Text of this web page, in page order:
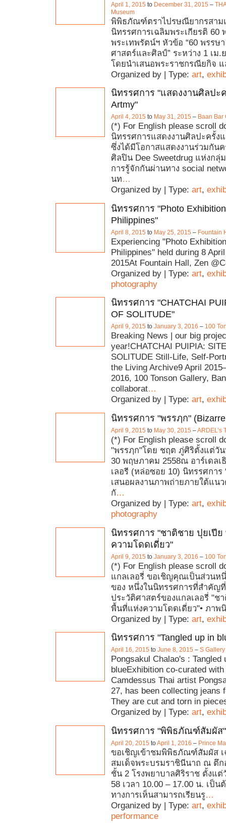
April 1, 2015 to December 31, 2015 –
Museum
พิพิธภัณฑ์ตราไปรษณียากรสาม
นิทรรศการเฉลิมพระเกียรติ 60
พระเทพรัตน์ฯ หัวข้อ “60 พรรษ
ศาสตร์และศิลป์” ระหว่าง 1 เม.
โดยนำเสนอพระราชกรณียกิจ
Organized by | Type: art,
นิทรรศการ "แสดงงานศิลปะ
Artmy"
April 4, 2015 to May 31, 2015 – Baan Bar
(*) For English please scroll
นิทรรศการแสดงงานศิลปะครั้ง
ซึ่งได้มีโอกาสแสดงงานร่วมกัน
ศิลปิน Dee Sweetdrug แห่งกลุ่
การรู้จักกันผ่านทาง social
นท…
Organized by | Type: art,
นิทรรศการ "Photo
Philippines"
April 8, 2015 to May 25, 2015 – Fountain
Experiencing "Photo
Philippines" held during 8
2015At Fountain Hall, Zen
Organized by | Type: art,
photography
นิทรรศการ "CHATCHAI
OF SOLITUDE"
April 9, 2015 to January 3, 2016 – 100
Breaking News | our big
year!CHATCHAI PUIPIA:
SOLITUDE Still-Life, Self-
the Living Archive9 April
2016, 100 Tonson Gallery,
collaborat…
Organized by | Type: art,
นิทรรศการ "พรรฦก"
April 9, 2015 to May 30, 2015 –ARDEL’s
(*) For English please scroll
"พรรฦก"โดย ชฤต ภู่ศิริตั้งแต่วั
30 พฤษภาคม 2558ณ อาร์เดลเ
เลอรี (หล่อซอย 10) นิทรรศการ
เสนอผลงานภาพถ่ายภายใต้แน
กั…
Organized by | Type: art,
photography
นิทรรศการ "ชาติชาย ปุยเปี
ความโดดเดี่ยว"
April 9, 2015 to January 3, 2016 – 100
(*) For English please scroll
แกลเลอรี่ ขอเชิญคุณเป็นส่วนห
ของ หนึ่งในนิทรรศการที่สำคัญ
ประวัติศาสตร์ของแกลเลอรี่ "ช
พื้นที่แห่งความโดดเดี่ยว"• ภาพนิ
Organized by | Type: art,
นิทรรศการ "Tangled up in
April 16, 2015 to June 8, 2015 – S Gallery
Pongsakul Chalao's : Tangled
blueExhibition co-curated
Camdessus Thai artist
27, has been collecting jeans
They are cut and torn in
Organized by | Type: art,
นิทรรศการ "พิพิธภัณฑ์สัมผัส"
April 20, 2015 toApril 1, 2016 – Prince
ขอเชิญเข้าชมพิพิธภัณฑ์สัมผัส เ
สมเด็จพระบรมราชินีนาถ ณ ตึก
ชั้น 2 โรงพยาบาลศิริราช ตั้งแต่
58 เวลา 10.00 – 17.00 น. เป็
ทางการเห็นสามารถเรียนรู…
Organized by | Type: art,
performance